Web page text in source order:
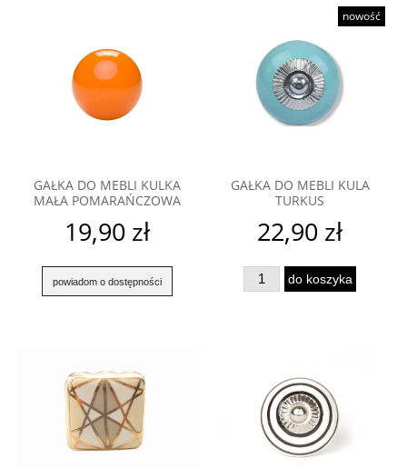
GAŁKA DO MEBLI KULKA
MAŁA POMARAŃCZOWA
19,90 zł
powiadom o dostępności
GAŁKA DO MEBLI KULA
TURKUS
22,90 zł
do koszyka
nowość